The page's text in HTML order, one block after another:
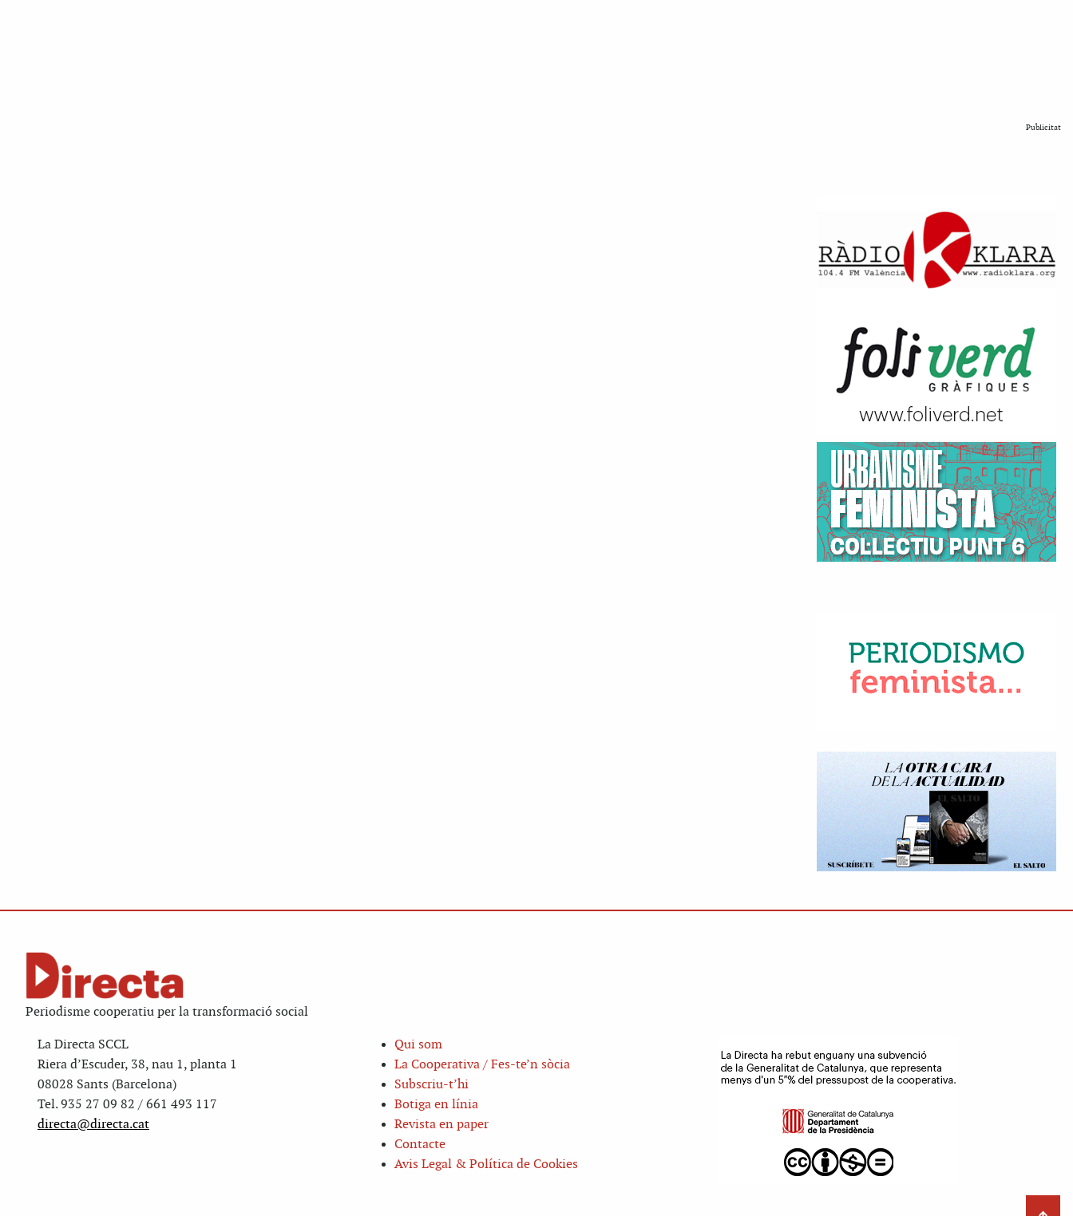
Publicitat
Periodisme cooperatiu per la transformació social
La Directa SCCL
Riera d’Escuder, 38, nau 1, planta 1
08028 Sants (Barcelona)
Tel. 935 27 09 82 / 661 493 117
directa@directa.cat
Qui som
La Cooperativa / Fes-te’n sòcia
Subscriu-t’hi
Botiga en línia
Revista en paper
Contacte
Avis Legal & Política de Cookies